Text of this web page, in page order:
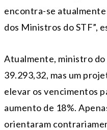
encontra-se
dos Ministros do STF”,
Atualmente, ministro do
39.293,32, mas um
elevar os vencimentos
aumento de 18%.
orientaram